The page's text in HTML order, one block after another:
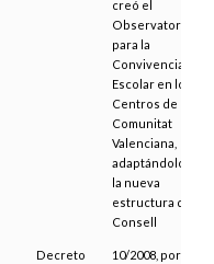
creó el
Observatorio
para la
Convivencia
Escolar en los
Centros de la
Comunitat
Valenciana,
adaptándolo a
la nueva
estructura del
Consell
Decreto
10/2008, por el